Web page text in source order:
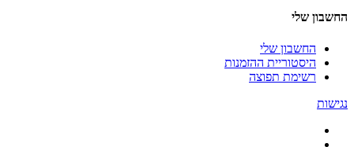
החשבון שלי
החשבון שלי
היסטוריית ההזמנות
רשימת תפוצה
נגישות